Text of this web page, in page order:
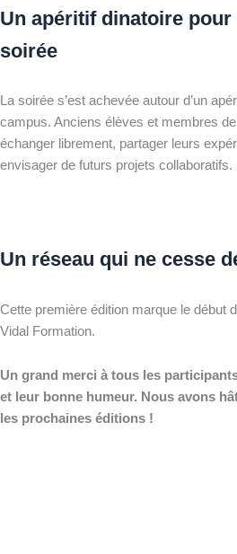
Un apéritif dinatoire
soirée
La soirée s’est achevée autour d’un
campus. Anciens élèves et membres de
échanger librement, partager leurs
envisager de futurs projets collaboratifs.
Un réseau qui ne cesse
Cette première édition marque le début
Vidal Formation.
Un grand merci à tous les
et leur bonne humeur. Nous avons
les prochaines éditions !